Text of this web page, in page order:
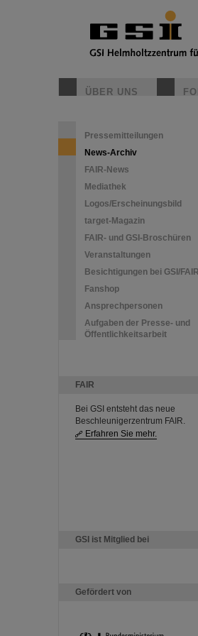
ÜBER UNS
Pressemitteilungen
News-Archiv
FAIR-News
Mediathek
Logos/Erscheinungsbild
target-Magazin
FAIR- und GSI-Broschüren
Veranstaltungen
Besichtigungen bei GSI/FAIR
Fanshop
Ansprechpersonen
Aufgaben der Presse- und
Öffentlichkeitsarbeit
FAIR
Bei GSI entsteht das neue
Beschleunigerzentrum FAIR.
Erfahren Sie mehr.
GSI ist Mitglied bei
Gefördert von